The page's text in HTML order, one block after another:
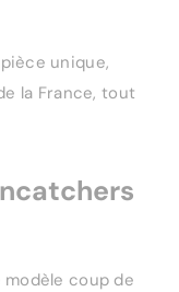
unique,
la France, tout
coup de